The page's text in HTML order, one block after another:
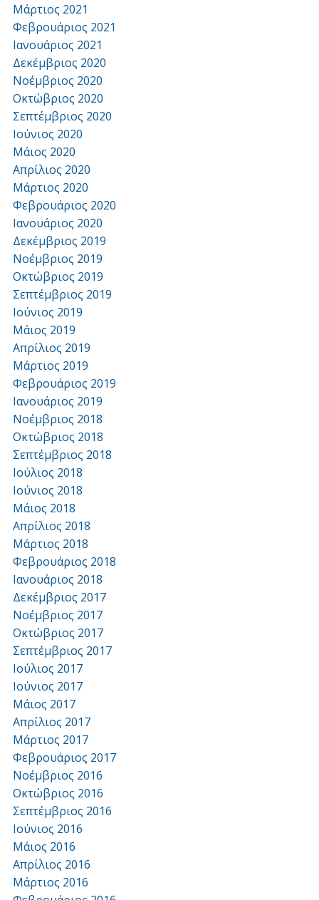
Μάρτιος 2021
Φεβρουάριος 2021
Ιανουάριος 2021
Δεκέμβριος 2020
Νοέμβριος 2020
Οκτώβριος 2020
Σεπτέμβριος 2020
Ιούνιος 2020
Μάιος 2020
Απρίλιος 2020
Μάρτιος 2020
Φεβρουάριος 2020
Ιανουάριος 2020
Δεκέμβριος 2019
Νοέμβριος 2019
Οκτώβριος 2019
Σεπτέμβριος 2019
Ιούνιος 2019
Μάιος 2019
Απρίλιος 2019
Μάρτιος 2019
Φεβρουάριος 2019
Ιανουάριος 2019
Νοέμβριος 2018
Οκτώβριος 2018
Σεπτέμβριος 2018
Ιούλιος 2018
Ιούνιος 2018
Μάιος 2018
Απρίλιος 2018
Μάρτιος 2018
Φεβρουάριος 2018
Ιανουάριος 2018
Δεκέμβριος 2017
Νοέμβριος 2017
Οκτώβριος 2017
Σεπτέμβριος 2017
Ιούλιος 2017
Ιούνιος 2017
Μάιος 2017
Απρίλιος 2017
Μάρτιος 2017
Φεβρουάριος 2017
Νοέμβριος 2016
Οκτώβριος 2016
Σεπτέμβριος 2016
Ιούνιος 2016
Μάιος 2016
Απρίλιος 2016
Μάρτιος 2016